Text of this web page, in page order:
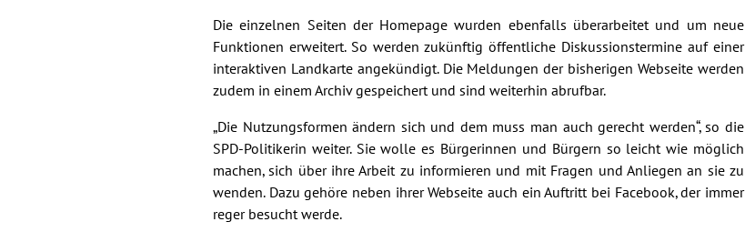
Die einzelnen Seiten der Homepage wurden ebenfalls überarbeitet und um neue
Funktionen erweitert. So werden zukünftig öffentliche Diskussionstermine auf einer
interaktiven Landkarte angekündigt. Die Meldungen der bisherigen Webseite werden
zudem in einem Archiv gespeichert und sind weiterhin abrufbar.
„Die Nutzungsformen ändern sich und dem muss man auch gerecht werden“, so die
SPD-Politikerin weiter. Sie wolle es Bürgerinnen und Bürgern so leicht wie möglich
machen, sich über ihre Arbeit zu informieren und mit Fragen und Anliegen an sie zu
wenden. Dazu gehöre neben ihrer Webseite auch ein Auftritt bei Facebook, der immer
reger besucht werde.